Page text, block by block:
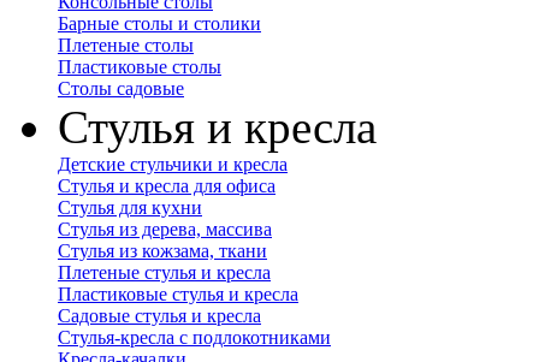
Барные столы и столики
Плетеные столы
Пластиковые столы
Столы садовые
Стулья и кресла
Детские стульчики и кресла
Стулья и кресла для офиса
Стулья для кухни
Стулья из дерева, массива
Стулья из кожзама, ткани
Плетеные стулья и кресла
Пластиковые стулья и кресла
Садовые стулья и кресла
Стулья-кресла с подлокотниками